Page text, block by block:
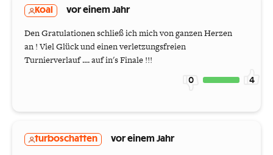
Koal vor einem Jahr
Den Gratulationen schließ ich mich von ganzen Herzen
an ! Viel Glück und einen verletzungsfreien
Turnierverlauf .... auf in's Finale !!!
0 4
turboschatten vor einem Jahr